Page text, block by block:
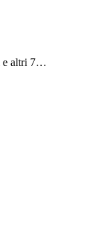
e altri 7…